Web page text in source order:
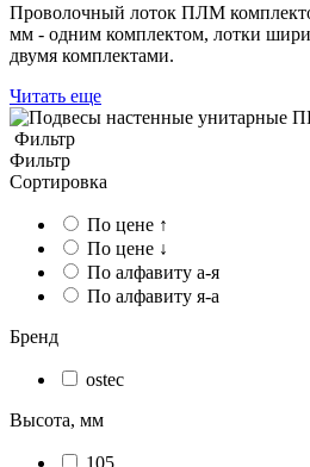
Проволочный лоток ПЛМ
мм - одним комплектом, лотки
двумя комплектами.
Читать еще
Фильтр
Фильтр
Сортировка
По цене ↑
По цене ↓
По алфавиту а-я
По алфавиту я-а
Бренд
ostec
Высота, мм
105